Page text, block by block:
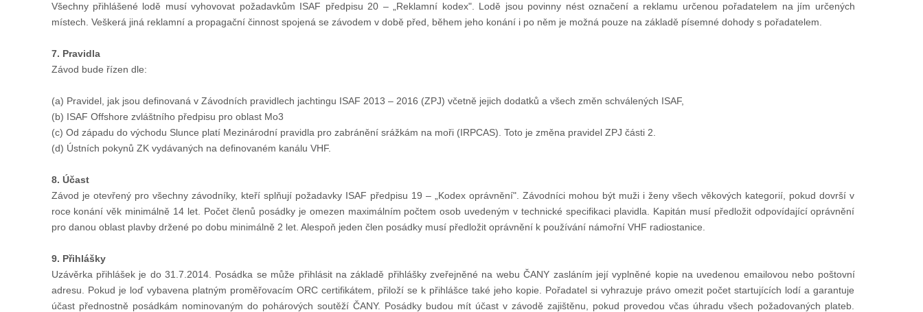
Všechny přihlášené lodě musí vyhovovat požadavkům ISAF předpisu 20 – „Reklamní kodex". Lodě jsou povinny nést označení a reklamu určenou pořadatelem na jím určených
místech. Veškerá jiná reklamní a propagační činnost spojená se závodem v době před, během jeho konání i po něm je možná pouze na základě písemné dohody s pořadatelem.
7. Pravidla
Závod bude řízen dle:
(a) Pravidel, jak jsou definovaná v Závodních pravidlech jachtingu ISAF 2013 – 2016 (ZPJ) včetně jejich dodatků a všech změn schválených ISAF,
(b) ISAF Offshore zvláštního předpisu pro oblast Mo3
(c) Od západu do východu Slunce platí Mezinárodní pravidla pro zabránění srážkám na moři (IRPCAS). Toto je změna pravidel ZPJ části 2.
(d) Ústních pokynů ZK vydávaných na definovaném kanálu VHF.
8. Účast
Závod je otevřený pro všechny závodníky, kteří splňují požadavky ISAF předpisu 19 – „Kodex oprávnění". Závodníci mohou být muži i ženy všech věkových kategorií, pokud dovrší v
roce konání věk minimálně 14 let. Počet členů posádky je omezen maximálním počtem osob uvedeným v technické specifikaci plavidla. Kapitán musí předložit odpovídající oprávnění
pro danou oblast plavby držené po dobu minimálně 2 let. Alespoň jeden člen posádky musí předložit oprávnění k používání námořní VHF radiostanice.
9. Přihlášky
Uzávěrka přihlášek je do 31.7.2014. Posádka se může přihlásit na základě přihlášky zveřejněné na webu ČANY zasláním její vyplněné kopie na uvedenou emailovou nebo poštovní
adresu. Pokud je loď vybavena platným proměřovacím ORC certifikátem, přiloží se k přihlášce také jeho kopie. Pořadatel si vyhrazuje právo omezit počet startujících lodí a garantuje
účast přednostně posádkám nominovaným do pohárových soutěží ČANY. Posádky budou mít účast v závodě zajištěnu, pokud provedou včas úhradu všech požadovaných plateb.